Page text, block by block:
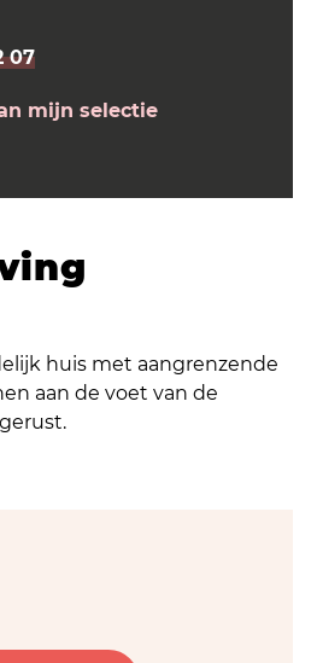
07
mijn selectie
huis met aangrenzende
aan de voet van de